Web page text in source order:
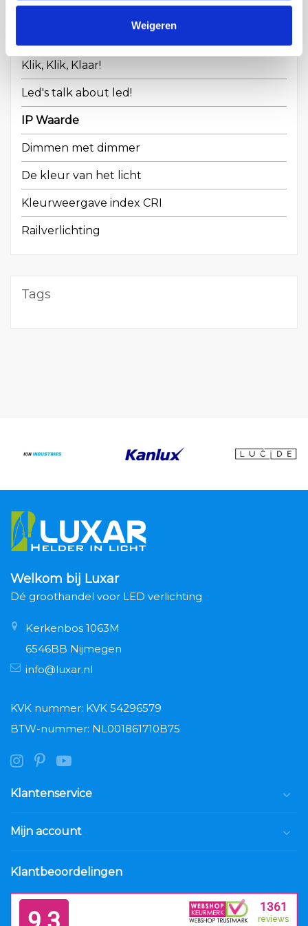
Weigeren
Klik, Klik, Klaar!
Led's talk about led!
IP Waarde
Dimmen met dimmer
De kleur van het licht
Kleurweergave index CRI
Railverlichting
Tags
Welkom bij Luxar
Dé groothandel voor LED verlichting
Kerkenbos 1063M
6546BB Nijmegen
info@luxar.nl
KVK nummer: KVK 54296579
BTW-nummer: NL001861710B75
Klantenservice
Mijn account
Klantbeoordelingen